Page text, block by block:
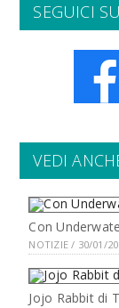
SEGUICI SU
VEDI
Con
NOTIZIE / 30/01/
Jojo Rabbit di